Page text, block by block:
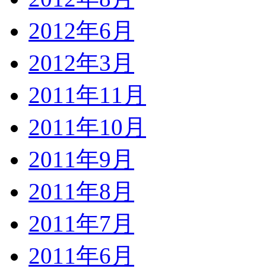
2012年6月
2012年3月
2011年11月
2011年10月
2011年9月
2011年8月
2011年7月
2011年6月